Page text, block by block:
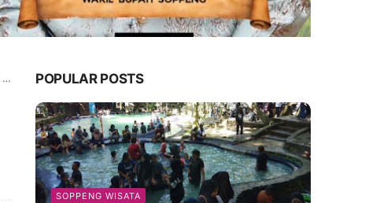
POPULAR POSTS
SOPPENG WISATA